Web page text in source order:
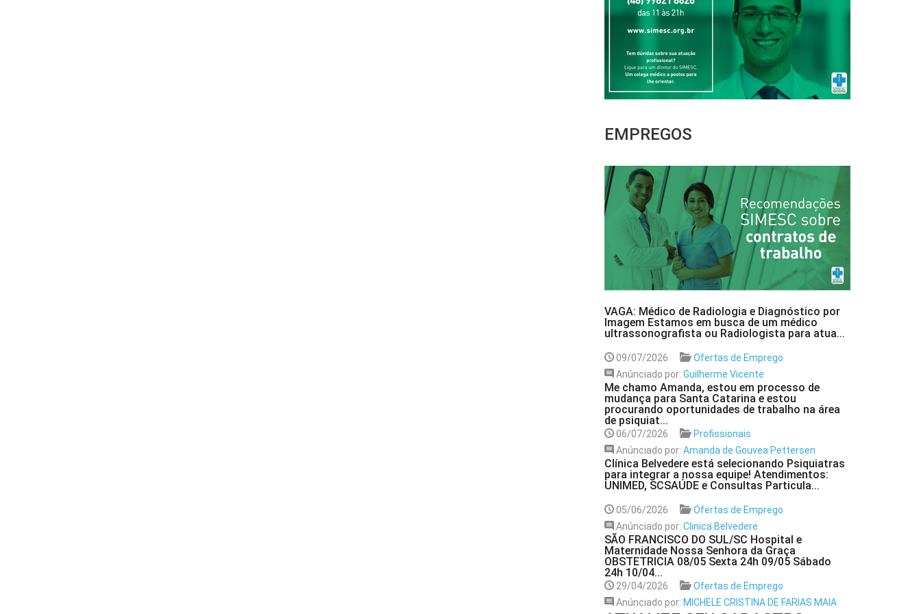
EMPREGOS
VAGA: Médico de Radiologia e Diagnóstico por
Imagem Estamos em busca de um médico
ultrassonografista ou Radiologista para atua...
09/07/2026
Ofertas de Emprego
Anúnciado por: Guilherme Vicente
Me chamo Amanda, estou em processo de
mudança para Santa Catarina e estou
procurando oportunidades de trabalho na área
de psiquiat...
06/07/2026
Profissionais
Anúnciado por: Amanda de Gouvea Pettersen
Clínica Belvedere está selecionando Psiquiatras
para integrar a nossa equipe! Atendimentos:
UNIMED, SCSAÚDE e Consultas Particula...
05/06/2026
Ofertas de Emprego
Anúnciado por: Clinica Belvedere
SÃO FRANCISCO DO SUL/SC Hospital e
Maternidade Nossa Senhora da Graça
OBSTETRICIA 08/05 Sexta 24h 09/05 Sábado
24h 10/04...
29/04/2026
Ofertas de Emprego
Anúnciado por: MICHELE CRISTINA DE FARIAS MAIA